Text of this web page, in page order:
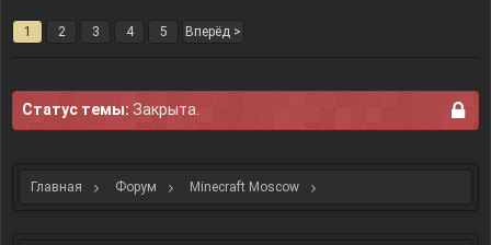
1 2 3 4 5 Вперёд >
Статус темы: Закрыта.
Главная Форум Minecraft Moscow